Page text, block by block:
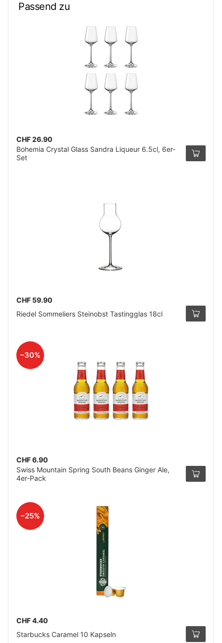
Passend zu
CHF 26.90
Bohemia Crystal Glass Sandra Liqueur 6.5cl, 6er-
Set
CHF 59.90
Riedel Sommeliers Steinobst Tastingglas 18cl
–30%
CHF 6.90
Swiss Mountain Spring South Beans Ginger Ale,
4er-Pack
–25%
CHF 4.40
Starbucks Caramel 10 Kapseln